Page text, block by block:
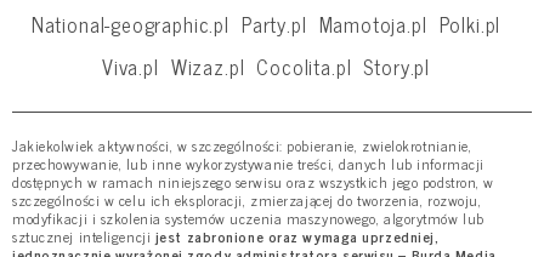
National-geographic.pl Party.pl Mamotoja.pl Polki.pl
Viva.pl Wizaz.pl Cocolita.pl Story.pl
Jakiekolwiek aktywności, w szczególności: pobieranie, zwielokrotnianie,
przechowywanie, lub inne wykorzystywanie treści, danych lub informacji
dostępnych w ramach niniejszego serwisu oraz wszystkich jego podstron, w
szczególności w celu ich eksploracji, zmierzającej do tworzenia, rozwoju,
modyfikacji i szkolenia systemów uczenia maszynowego, algorytmów lub
sztucznej inteligencji jest zabronione oraz wymaga uprzedniej,